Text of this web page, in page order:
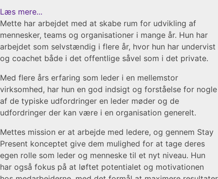
Læs mere...
Mette har arbejdet med at skabe rum for udvikling af
mennesker, teams og organisationer i mange år. Hun har
arbejdet som selvstændig i flere år, hvor hun har undervist
og coachet både i det offentlige såvel som i det private.
Med flere års erfaring som leder i en mellemstor
virksomhed, har hun en god indsigt og forståelse for nogle
af de typiske udfordringer en leder møder og de
udfordringer der kan være i en organisation generelt.
Mettes mission er at arbejde med ledere, og gennem Stay
Present konceptet give dem mulighed for at tage deres
egen rolle som leder og menneske til et nyt niveau. Hun
har også fokus på at løftet potentialet og motivationen